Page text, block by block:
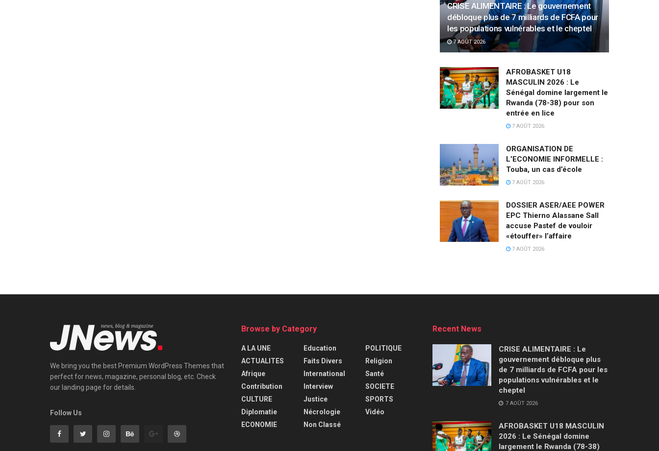
CRISE ALIMENTAIRE : Le gouvernement
débloque plus de 7 milliards de FCFA pour
les populations vulnérables et le cheptel
7 AOÛT 2026
AFROBASKET U18
MASCULIN 2026 : Le
Sénégal domine largement le
Rwanda (78-38) pour son
entrée en lice
7 AOÛT 2026
ORGANISATION DE
L’ECONOMIE INFORMELLE :
Touba, un cas d’école
7 AOÛT 2026
DOSSIER ASER/AEE POWER
EPC Thierno Alassane Sall
accuse Pastef de vouloir
«étouffer» l’affaire
7 AOÛT 2026
We bring you the best Premium WordPress Themes that
perfect for news, magazine, personal blog, etc. Check
our landing page for details.
Follow Us
Browse by Category
A LA UNE
ACTUALITES
Afrique
Contribution
CULTURE
Diplomatie
ECONOMIE
Education
Faits Divers
International
Interview
Justice
Nécrologie
Non Classé
POLITIQUE
Religion
Santé
SOCIETE
SPORTS
Vidéo
Recent News
CRISE ALIMENTAIRE : Le
gouvernement débloque plus
de 7 milliards de FCFA pour les
populations vulnérables et le
cheptel
7 AOÛT 2026
AFROBASKET U18 MASCULIN
2026 : Le Sénégal domine
largement le Rwanda (78-38)